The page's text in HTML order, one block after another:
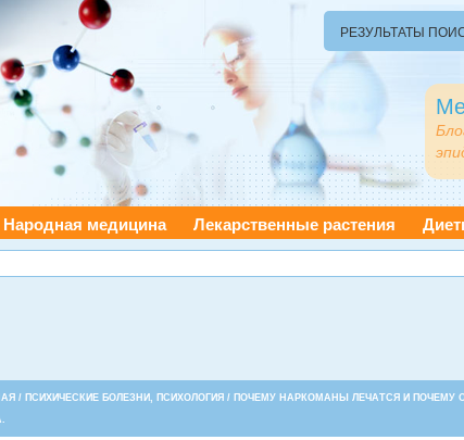
РЕЗУЛЬТАТЫ
Народная медицина Лекарственные растения
/ ПСИХИЧЕСКИЕ БОЛЕЗНИ, ПСИХОЛОГИЯ / ПОЧЕМУ НАРКОМАНЫ ЛЕЧАТСЯ И ПОЧЕМУ